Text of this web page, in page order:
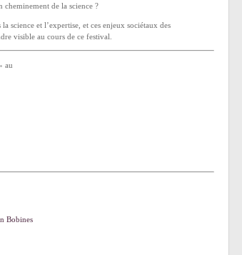
cheminement de la science ?
science et l’expertise, et ces enjeux sociétaux des
visible au cours de ce festival.
au
Bobines